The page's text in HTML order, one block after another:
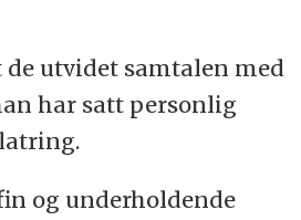
utvidet samtalen med
har satt personlig
og underholdende